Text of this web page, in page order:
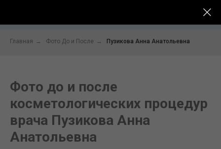
Главная → Фото До и После → Пузикова Анна Анатольевна
Фото до и после
косметологических процедур
врача Пузикова Анна
Анатольевна